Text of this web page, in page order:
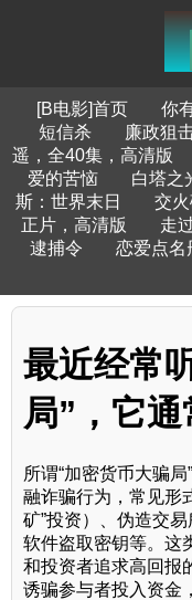
[B电影]首页 你
短信杀
廉政狙
遥，全40集，高清版
爱的苦恼
白塔之
斯：世界末日
交
正片，高清版
走
逮捕令
恋爱点名
最近经常
局”，它
所谓“加密货币大骗
融诈骗行为，常见形
矿”投资）、伪造交
软件盗取密钥等。这
和投资者追求高回报
诱骗参与者投入资金